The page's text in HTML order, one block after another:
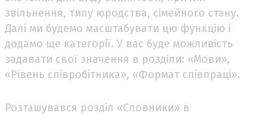
звільнення, типу юродства, сімейного стану.
Далі ми будемо масштабувати цю функцію і
додамо ще категорії. У вас буде можливість
задавати свої значення в розділи: «Мови»,
«Рівень співробітника», «Формат співпраці».
Розташувався розділ «Словники» в